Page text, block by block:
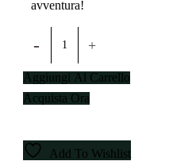
avventura!
DeepTech
11"
DD
quantity
Aggiungi Al Carrello
Acquista Ora
Add To Wishlist